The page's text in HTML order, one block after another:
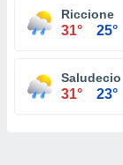
Riccione
31° 25°
Saludecio
31° 23°